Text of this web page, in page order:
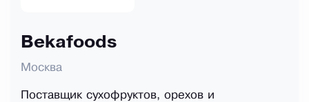
Bekafoods
Москва
Поставщик сухофруктов, орехов и